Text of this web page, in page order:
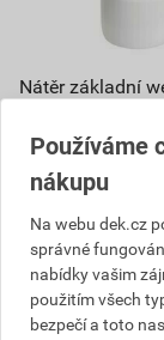
Nátěr základní
95,17Kč
cena za kg s DPH
95 ,17Kč
cena za bal. s DPH
Vyberte si
Skladem v (43)
Používáme
nákupu
Na webu dek.cz
správné
nabídky vašim
použitím všech
bezpečí a toto